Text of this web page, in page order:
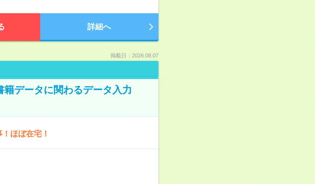
詳細へ
掲載日：2026.08.07
データに関わるデータ入力
ほぼ在宅！